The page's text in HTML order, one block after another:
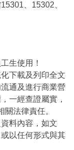
、15302、
生使用！
下載及列印全文
通及進行商業營
一經查證屬實，
法律責任。
料內容，如文
以任何形式與其